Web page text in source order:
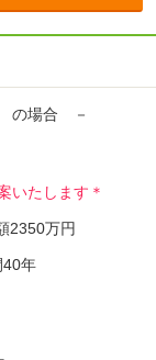
の場合 －
いたします＊
2350万円
40年